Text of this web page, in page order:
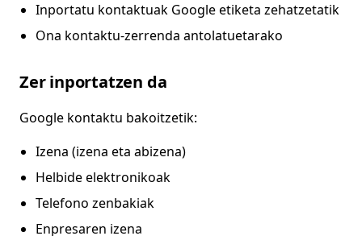
Inportatu kontaktuak Google etiketa zehatzetatik
Ona kontaktu-zerrenda antolatuetarako
Zer inportatzen da
Google kontaktu bakoitzetik:
Izena (izena eta abizena)
Helbide elektronikoak
Telefono zenbakiak
Enpresaren izena